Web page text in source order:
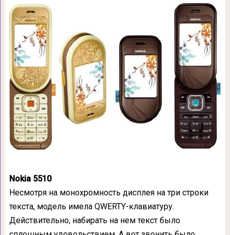
Nokia 5510
Несмотря на монохромность дисплея на три строки
текста, модель имела QWERTY-клавиатуру.
Действительно, набирать на нем текст было